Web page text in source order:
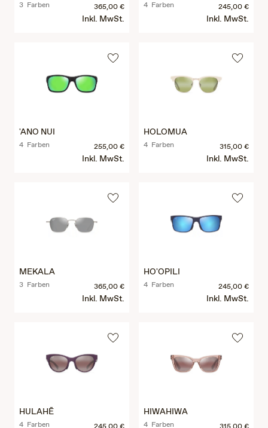
3 Farben 365,00 €
Inkl. MwSt.
4 Farben 245,00 €
Inkl. MwSt.
'ANO NUI
4 Farben 255,00 €
Inkl. MwSt.
HOLOMUA
4 Farben 315,00 €
Inkl. MwSt.
MEKALA
3 Farben 365,00 €
Inkl. MwSt.
HO'OPILI
4 Farben 245,00 €
Inkl. MwSt.
HULAHĒ
4 Farben
HIWAHIWA
4 Farben